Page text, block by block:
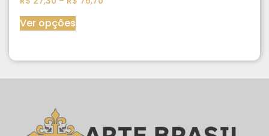
Ver opções